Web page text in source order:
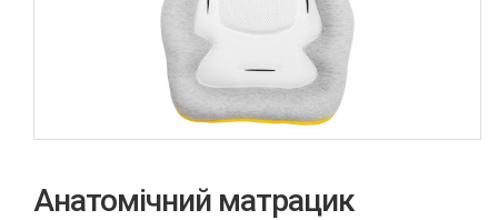
Анатомічний матрацик